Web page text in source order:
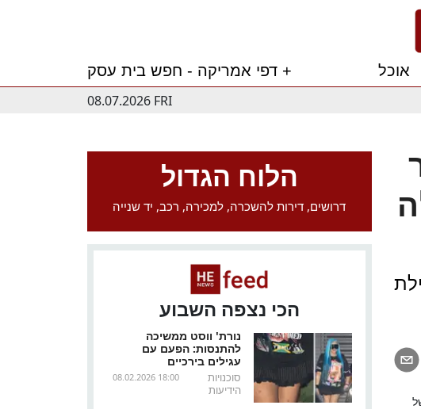
דפי אמריקה - חפש בית עסק +
אוכל
08.07.2026 FRI
הלוח הגדול
דרושים, דירות להשכרה, למכירה, רכב, יד שנייה
הכי נצפה השבוע
נורת' ווסט ממשיכה
להתנסות: הפעם עם
עגילים בירכיים
08.02.2026 18:00
סוכנויות
הידיעות